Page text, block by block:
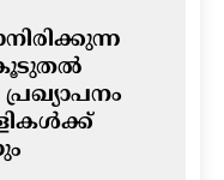
കൂടുതൽ